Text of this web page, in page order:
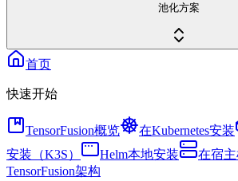
池化方案
首页
快速开始
TensorFusion概览 在Kubernetes安装
安装（K3S）
Helm本地安装
在宿
TensorFusion架构